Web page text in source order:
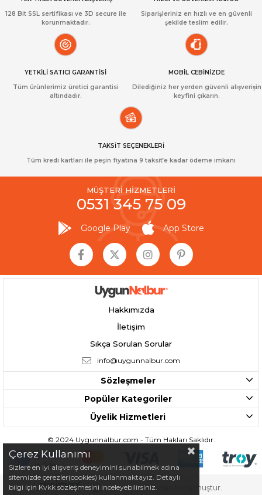
128 Bit SSL sertifikası ve 3D secure ile
korunmaktadır.
Siparişleriniz en hızlı ve en güvenli
şekilde teslim edilir.
YETKİLİ SATICI GARANTİSİ
Tüm ürünlerimiz üretici garantisi
altındadır.
MOBİL CEBİNİZDE
Dilediğiniz her yerden güvenli alışverişin
keyfini çıkarın.
TAKSİT SEÇENEKLERİ
Tüm kredi kartları ile peşin fiyatına 9 taksit’e kadar ödeme imkanı
MÜŞTERİ HİZMETLERİ
0531 345 75 09
Google Play App Store
Hakkımızda
İletişim
Sıkça Sorulan Sorular
info@uygunnalbur.com
Sözleşmeler
Popüler Kategoriler
Üyelik Hizmetleri
© 2024 Uygunnalbur.com - Tüm Hakları Saklıdır.
Tarafından Kurulmuştur.
Çerez Kullanımı
Sizlere en iyi alışveriş deneyimini sunabilmek adına
sitemizde çerezler(cookies) kullanmaktayız. Detaylı
bilgi için Kvkk sözleşmesini inceleyebilirsiniz.